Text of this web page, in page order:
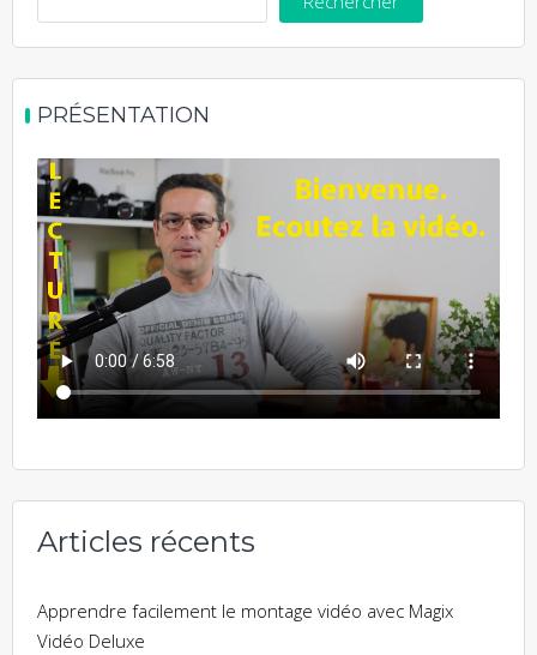
PRÉSENTATION
Articles récents
Apprendre facilement le montage vidéo avec Magix
Vidéo Deluxe